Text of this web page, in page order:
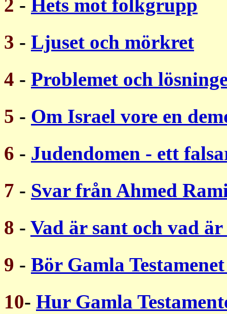
2 - Hets mot folkgrupp
3 - Ljuset och mörkret
4 - Problemet och
5 - Om Israel vore en
6 - Judendomen - ett
7 - Svar från Ahmed
8 - Vad är sant och vad
9 - Bör Gamla
10- Hur Gamla